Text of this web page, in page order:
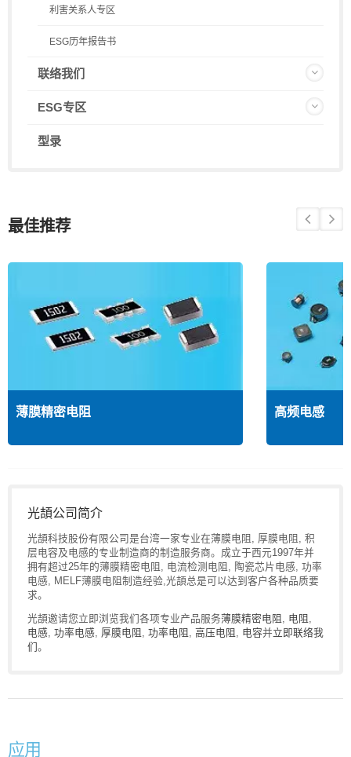
利害关系人专区
ESG历年报告书
联络我们
ESG专区
型录
最佳推荐
薄膜精密电阻 高频电感
光頡公司简介
光頡科技股份有限公司是台湾一家专业在薄膜电阻, 厚膜电阻, 积
层电容及电感的专业制造商的制造服务商。成立于西元1997年并
拥有超过25年的薄膜精密电阻, 电流检测电阻, 陶瓷芯片电感, 功率
电感, MELF薄膜电阻制造经验,光頡总是可以达到客户各种品质要
求。
光頡邀请您立即浏览我们各项专业产品服务薄膜精密电阻 , 电阻 ,
电感, 功率电感, 厚膜电阻 , 功率电阻 , 高压电阻 , 电容并立即联络我
们。
应用